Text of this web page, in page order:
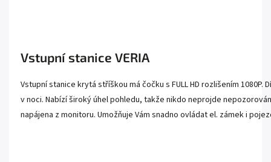
Vstupní stanice VERIA
Vstupní stanice krytá stříškou má čočku s FULL HD rozlišením 1080P.
v noci. Nabízí široký úhel pohledu, takže nikdo neprojde
napájena z monitoru. Umožňuje Vám snadno ovládat el. zámek i